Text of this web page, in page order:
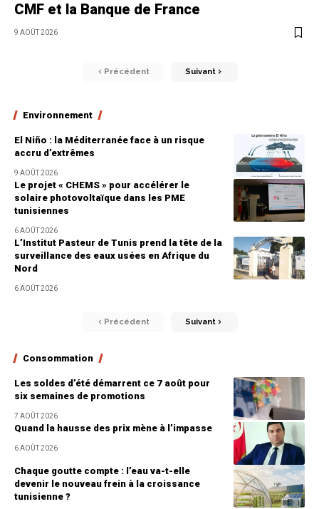
CMF et la Banque de France
9 AOÛT 2026
Précédent Suivant
Environnement
El Niño : la Méditerranée face à un risque
accru d’extrêmes
9 AOÛT 2026
Le projet « CHEMS » pour accélérer le
solaire photovoltaïque dans les PME
tunisiennes
6 AOÛT 2026
L’Institut Pasteur de Tunis prend la tête de la
surveillance des eaux usées en Afrique du
Nord
6 AOÛT 2026
Précédent Suivant
Consommation
Les soldes d’été démarrent ce 7 août pour
six semaines de promotions
7 AOÛT 2026
Quand la hausse des prix mène à l’impasse
6 AOÛT 2026
Chaque goutte compte : l’eau va-t-elle
devenir le nouveau frein à la croissance
tunisienne ?